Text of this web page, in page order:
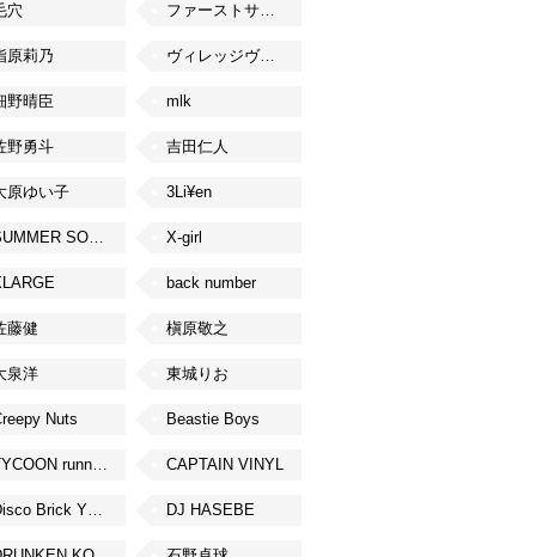
穴 ファーストサマーウイカ
原莉乃 ヴィレッジヴァンガード
野晴臣 mlk
野勇斗 吉田仁人
原ゆい子 3Li¥en
SUMMER SONIC X-girl
back number
藤健 槇原敬之
泉洋 東城りお
Nuts Beastie Boys
TYCOON running CAPTAIN VINYL
Disco Brick YOKOHAMA DJ HASEBE